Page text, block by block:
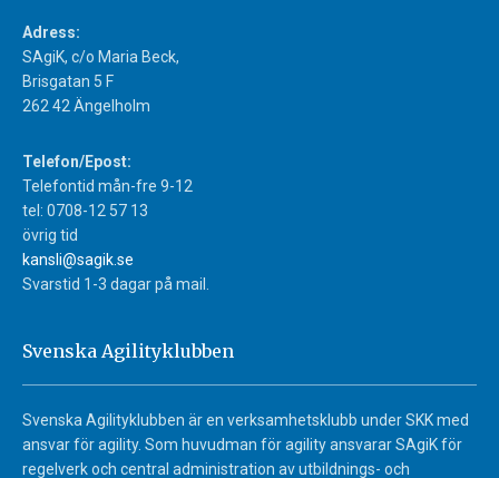
Adress:
SAgiK, c/o Maria Beck,
Brisgatan 5 F
262 42 Ängelholm
Telefon/Epost:
Telefontid mån-fre 9-12
tel: 0708-12 57 13
övrig tid
kansli@sagik.se
Svarstid 1-3 dagar på mail.
Svenska Agilityklubben
Svenska Agilityklubben är en verksamhetsklubb under SKK med
ansvar för agility. Som huvudman för agility ansvarar SAgiK för
regelverk och central administration av utbildnings- och